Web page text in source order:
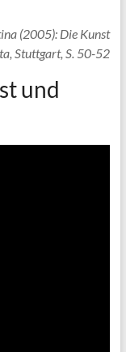
(2005): Die Kunst
Stuttgart, S. 50-52
und